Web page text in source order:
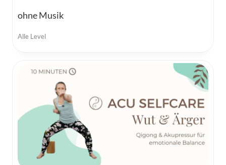
ohne Musik
Alle Level